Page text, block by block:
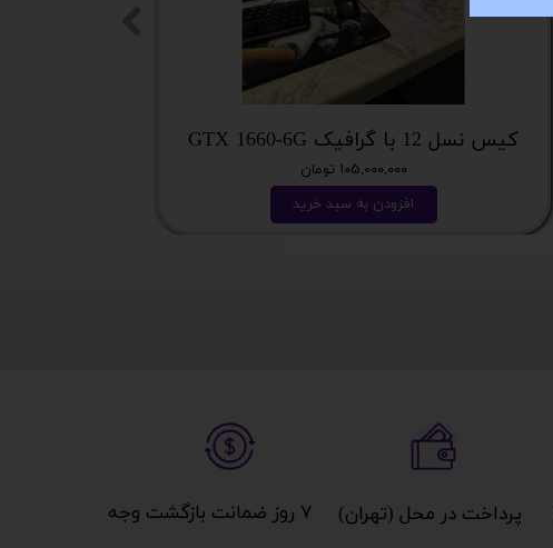
کیس نسل 12 با گرافیک GTX 1660-6G
۱۰۵,۰۰۰,۰۰۰ تومان
افزودن به سبد خرید
۷ روز ضمانت بازگشت وجه​​​​​​​ پرداخت در محل (تهران)​​​​​​​